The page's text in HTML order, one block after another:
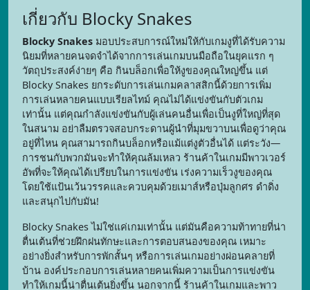
เกี่ยวกับ Blocky Snakes
Blocky Snakes มอบประสบการณ์ใหม่ให้กับเกมงูที่ได้รับความ
นิยมที่หลายคนจดจำได้จากการเล่นเกมบนมือถือในยุคแรก ๆ
วัตถุประสงค์ง่ายๆ คือ กินบล็อกเพื่อให้งูของคุณใหญ่ขึ้น แต่
Blocky Snakes ยกระดับการเล่นเกมคลาสสิกนี้ด้วยการเพิ่ม
การเล่นหลายคนแบบเรียลไทม์ คุณไม่ได้แข่งขันกับตัวเกม
เท่านั้น แต่คุณกำลังแข่งขันกับผู้เล่นคนอื่นเพื่อเป็นงูที่ใหญ่ที่สุด
ในสนาม อย่าลืมตรวจสอบกระดานผู้นำที่มุมขวาบนเพื่อดูว่าคุณ
อยู่ที่ไหน คุณสามารถกินบล็อกหรือแม้แต่งูตัวอื่นได้ แต่ระวัง—
การชนกับพวกมันจะทำให้คุณล้มเหลว ร้านค้าในเกมมีพาวเวอร์
อัพที่จะให้คุณได้เปรียบในการแข่งขัน เร่งความเร็วงูของคุณ
โดยใช้แป้นเว้นวรรคและควบคุมด้วยเมาส์หรือปุ่มลูกศร ดำดิ่ง
และสนุกไปกับมัน!
Blocky Snakes ไม่ใช่แค่เกมเท่านั้น แต่มันคือความท้าทายที่น่า
ตื่นเต้นที่ช่วยฝึกฝนทักษะและการตอบสนองของคุณ เหมาะ
อย่างยิ่งสำหรับการพักสั้นๆ หรือการเล่นเกมอย่างผ่อนคลายที่
บ้าน องค์ประกอบการเล่นหลายคนเพิ่มความเป็นการแข่งขัน
ทำให้เกมนี้น่าตื่นเต้นยิ่งขึ้น นอกจากนี้ ร้านค้าในเกมและพาว